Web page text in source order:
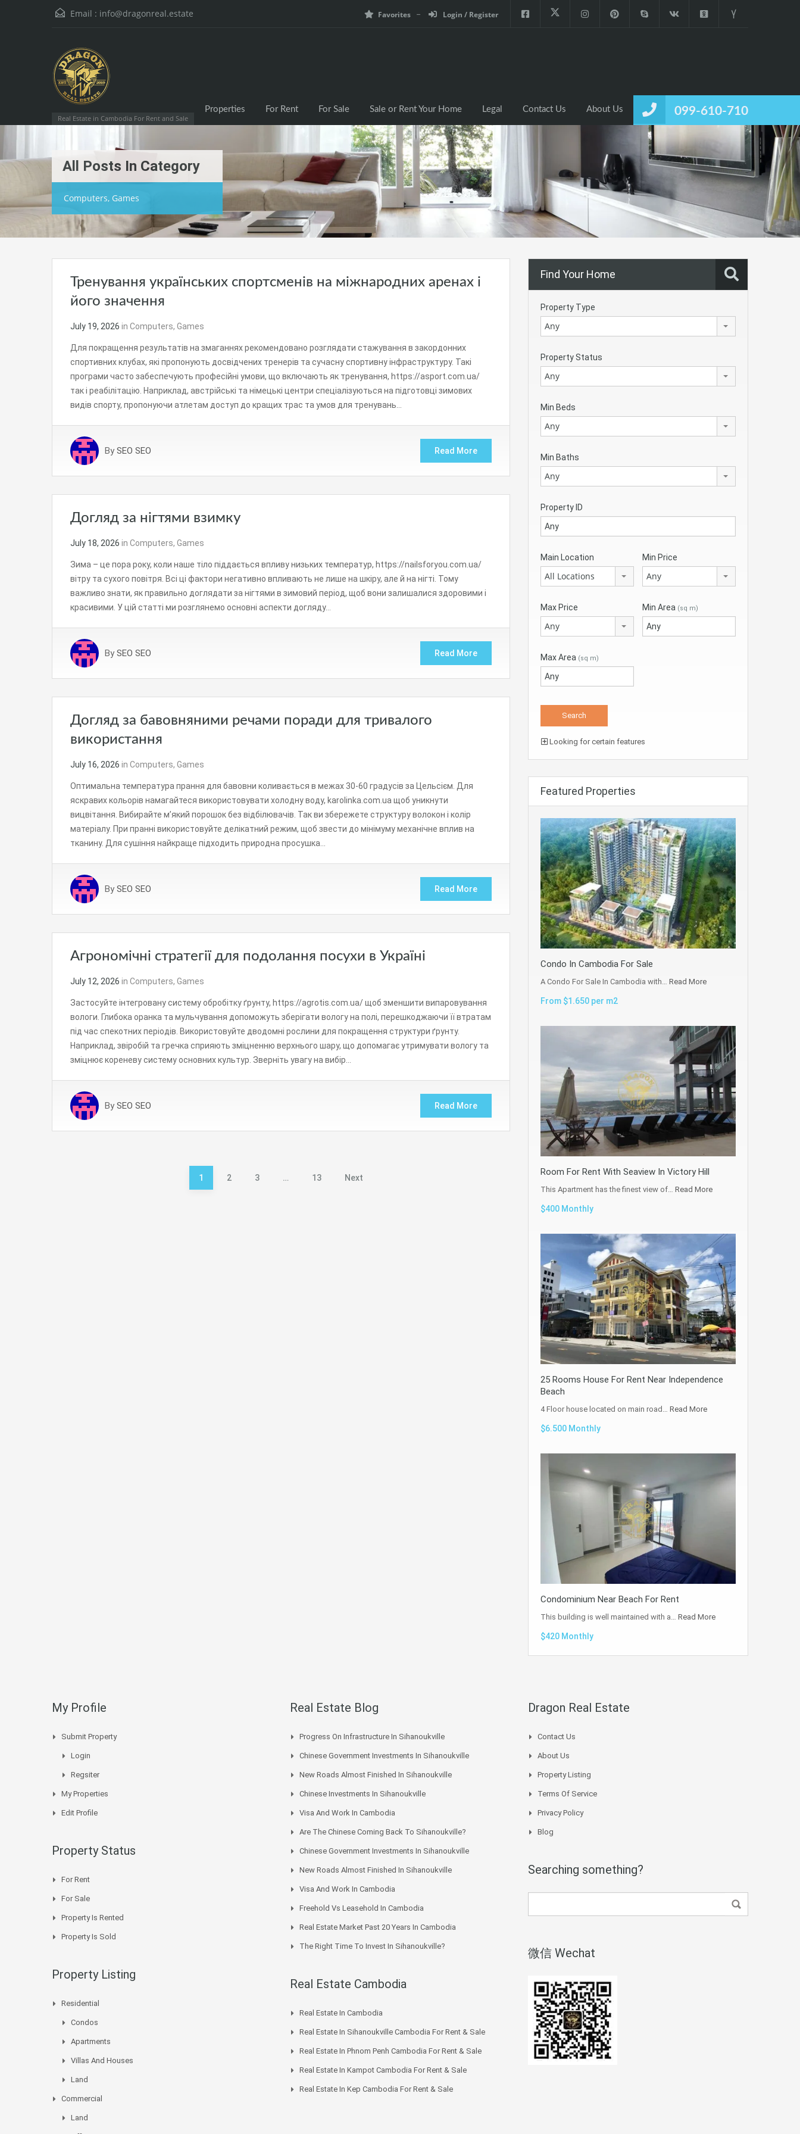
Email : info@dragonreal.estate Favorites Login / Register
Real Estate in Cambodia For Rent and Sale
099-610-710
Properties For Rent For Sale Sale or Rent Your Home Legal Contact Us About Us
All Posts In Category
Computers, Games
Тренування українських спортсменів на міжнародних аренах і
його значення
July 19, 2026 in Computers, Games
Для покращення результатів на змаганнях рекомендовано розглядати стажування в закордонних
спортивних клубах, які пропонують досвідчених тренерів та сучасну спортивну інфраструктуру. Такі
програми часто забеспечують професійні умови, що включають як тренування, https://asport.com.ua/
так і реабілітацію. Наприклад, австрійські та німецькі центри спеціалізуються на підготовці зимових
видів спорту, пропонуючи атлетам доступ до кращих трас та умов для тренувань…
By SEO SEO Read More
Догляд за нігтями взимку
July 18, 2026 in Computers, Games
Зима – це пора року, коли наше тіло піддається впливу низьких температур, https://nailsforyou.com.ua/
вітру та сухого повітря. Всі ці фактори негативно впливають не лише на шкіру, але й на нігті. Тому
важливо знати, як правильно доглядати за нігтями в зимовий період, щоб вони залишалися здоровими і
красивими. У цій статті ми розглянемо основні аспекти догляду…
By SEO SEO Read More
Догляд за бавовняними речами поради для тривалого
використання
July 16, 2026 in Computers, Games
Оптимальна температура прання для бавовни коливається в межах 30-60 градусів за Цельсієм. Для
яскравих кольорів намагайтеся використовувати холодну воду, karolinka.com.ua щоб уникнути
вицвітання. Вибирайте м’який порошок без відбілювачів. Так ви збережете структуру волокон і колір
матеріалу. При пранні використовуйте делікатний режим, щоб звести до мінімуму механічне вплив на
тканину. Для сушіння найкраще підходить природна просушка…
By SEO SEO Read More
Агрономічні стратегії для подолання посухи в Україні
July 12, 2026 in Computers, Games
Застосуйте інтегровану систему обробітку ґрунту, https://agrotis.com.ua/ щоб зменшити випаровування
вологи. Глибока оранка та мульчування допоможуть зберігати вологу на полі, перешкоджаючи її втратам
під час спекотних періодів. Використовуйте дводомні рослини для покращення структури ґрунту.
Наприклад, звіробій та гречка сприяють зміцненню верхнього шару, що допомагає утримувати вологу та
зміцнює кореневу систему основних культур. Зверніть увагу на вибір…
By SEO SEO Read More
1 2 3 … 13 Next
Find Your Home
Property Type
Any
Property Status
Any
Min Beds
Any
Min Baths
Any
Property ID
Main Location
All Locations
Min Price
Any
Max Price
Any
Min Area (sq m)
Max Area (sq m)
Looking for certain features
Featured Properties
Condo In Cambodia For Sale
A Condo For Sale In Cambodia with… Read More
From $1.650 per m2
Room For Rent With Seaview In Victory Hill
This Apartment has the finest view of… Read More
$400 Monthly
25 Rooms House For Rent Near Independence
Beach
4 Floor house located on main road… Read More
$6.500 Monthly
Condominium Near Beach For Rent
This building is well maintained with a… Read More
$420 Monthly
My Profile
Submit Property
Login
Regsiter
My Properties
Edit Profile
Property Status
For Rent
For Sale
Property Is Rented
Property Is Sold
Property Listing
Residential
Condos
Apartments
Villas And Houses
Land
Commercial
Land
Real Estate Blog
Progress On Infrastructure In Sihanoukville
Chinese Government Investments In Sihanoukville
New Roads Almost Finished In Sihanoukville
Chinese Investments In Sihanoukville
Visa And Work In Cambodia
Are The Chinese Coming Back To Sihanoukville?
Chinese Government Investments In Sihanoukville
New Roads Almost Finished In Sihanoukville
Visa And Work In Cambodia
Freehold Vs Leasehold In Cambodia
Real Estate Market Past 20 Years In Cambodia
The Right Time To Invest In Sihanoukville?
Real Estate Cambodia
Real Estate In Cambodia
Real Estate In Sihanoukville Cambodia For Rent & Sale
Real Estate In Phnom Penh Cambodia For Rent & Sale
Real Estate In Kampot Cambodia For Rent & Sale
Real Estate In Kep Cambodia For Rent & Sale
Dragon Real Estate
Contact Us
About Us
Property Listing
Terms Of Service
Privacy Policy
Blog
Searching something?
微信 Wechat